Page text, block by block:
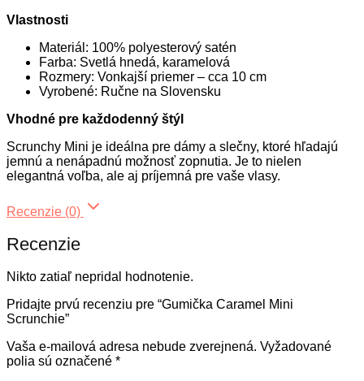
Vlastnosti
Materiál: 100% polyesterový satén
Farba: Svetlá hnedá, karamelová
Rozmery: Vonkajší priemer – cca 10 cm
Vyrobené: Ručne na Slovensku
Vhodné pre každodenný štýl
Scrunchy Mini je ideálna pre dámy a slečny, ktoré hľadajú
jemnú a nenápadnú možnosť zopnutia. Je to nielen
elegantná voľba, ale aj príjemná pre vaše vlasy.
Recenzie (0)
Recenzie
Nikto zatiaľ nepridal hodnotenie.
Pridajte prvú recenziu pre “Gumička Caramel Mini
Scrunchie”
Vaša e-mailová adresa nebude zverejnená. Vyžadované
polia sú označené *